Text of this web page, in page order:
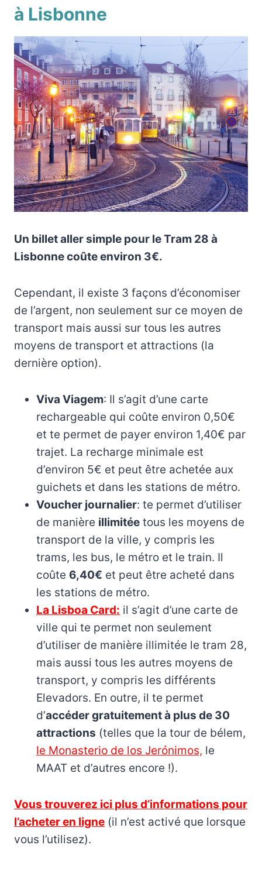
à Lisbonne
Un billet aller simple pour le Tram 28 à
Lisbonne coûte environ 3€.
Cependant, il existe 3 façons d’économiser
de l’argent, non seulement sur ce moyen de
transport mais aussi sur tous les autres
moyens de transport et attractions (la
dernière option).
Viva Viagem: Il s’agit d’une carte
rechargeable qui coûte environ 0,50€
et te permet de payer environ 1,40€ par
trajet. La recharge minimale est
d’environ 5€ et peut être achetée aux
guichets et dans les stations de métro.
Voucher journalier: te permet d’utiliser
de manière illimitée tous les moyens de
transport de la ville, y compris les
trams, les bus, le métro et le train. Il
coûte 6,40€ et peut être acheté dans
les stations de métro.
La Lisboa Card: il s’agit d’une carte de
ville qui te permet non seulement
d’utiliser de manière illimitée le tram 28,
mais aussi tous les autres moyens de
transport, y compris les différents
Elevadors. En outre, il te permet
d’accéder gratuitement à plus de 30
attractions (telles que la tour de bélem,
le Monasterio de los Jerónimos, le
MAAT et d’autres encore !).
Vous trouverez ici plus d’informations pour
l’acheter en ligne (il n’est activé que lorsque
vous l’utilisez).